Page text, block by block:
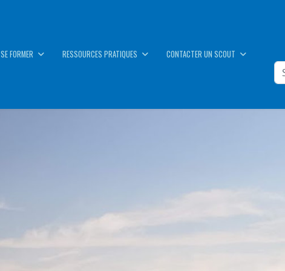
SE FORMER RESSOURCES PRATIQUES CONTACTER UN SCOUT